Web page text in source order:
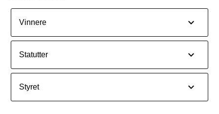
Vinnere
Statutter
Styret